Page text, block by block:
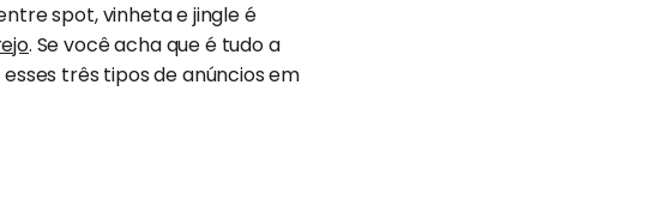
spot, vinheta e jingle é
. Se você acha que é tudo a
três tipos de anúncios em